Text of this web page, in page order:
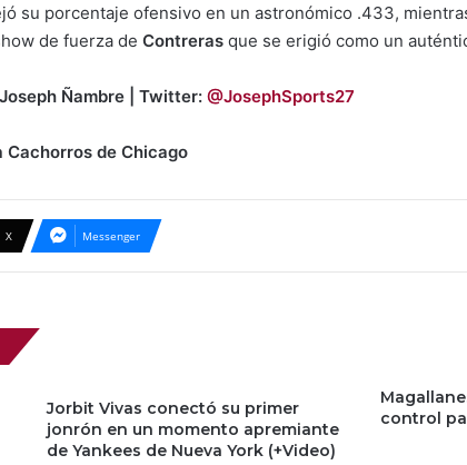
su porcentaje ofensivo en un astronómico .433,
de fuerza de Contreras que se erigió como un
Ñambre | Twitter: @JosephSports27
Cachorros de Chicago
X Messenger
Jorbit Vivas conectó su primer
jonrón en un momento apremiante
de Yankees de Nueva York (+Video)
control